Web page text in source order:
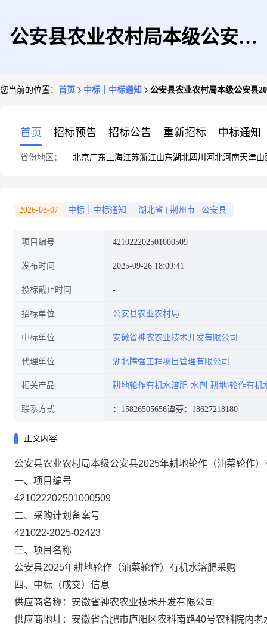
公安县农业农村局本级公安县
您当前的位置： 首页 中标｜中标通知 公安县农业农村局本级公安县
首页 招标预告 招标公告 重新招标 中标通知
省份地区： 北京广东 上海江苏浙江山东湖北四川 河北河南天津山
2026-08-07 中标｜中标通知 湖北省 荆州市 公安县
项目编号 421022202501000509
发布时间 2025-09-26 18:09:41
投标截止时间
招标单位 公安县农业农村局
中标单位 安徽省神农农业技术开发有限公司
代理单位 湖北腾强工程项目管理有限公司
相关产品 耕地轮作有机水溶肥 水剂 耕地\轮作有机
联系方式 ：15826505656谭芬：18627218180
正文内容
公安县农业农村局本级公安县2025年耕地轮作（油菜轮作
一、项目编号
421022202501000509
二、采购计划备案号
421022-2025-02423
三、项目名称
公安县2025年耕地轮作（油菜轮作）有机水溶肥采购
四、中标（成交）信息
供应商名称： 安徽省神农农业技术开发有限公司
供应商地址： 安徽省合肥市庐阳区农科南路40号农科院内老